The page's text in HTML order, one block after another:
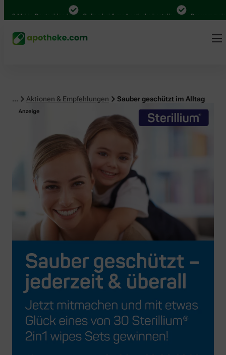
Mal in Deutschland Online bei Ihrer Apotheke bestellen Bequem
... Aktionen & Empfehlungen Sauber geschützt im Alltag